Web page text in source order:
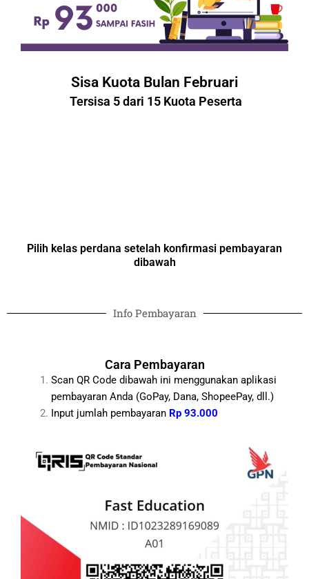
Sisa Kuota Bulan Februari
Tersisa 5 dari 15 Kuota Peserta
Pilih kelas perdana setelah konfirmasi pembayaran
dibawah
Info Pembayaran
Cara Pembayaran
Scan QR Code dibawah ini menggunakan aplikasi
pembayaran Anda (GoPay, Dana, ShopeePay, dll.)
Input jumlah pembayaran Rp 93.000